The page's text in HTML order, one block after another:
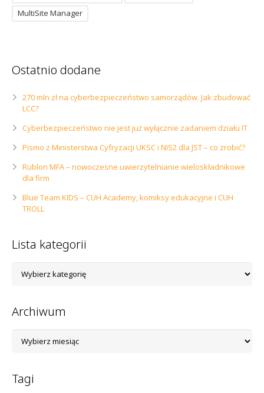
MultiSite Manager
Ostatnio dodane
270 mln zł na cyberbezpieczeństwo samorządów. Jak zbudować
LCC?
Cyberbezpieczeństwo nie jest już wyłącznie zadaniem działu IT
Pismo z Ministerstwa Cyfryzacji UKSC i NIS2 dla JST – co zrobić?
Rublon MFA – nowoczesne uwierzytelnianie wieloskładnikowe
dla firm
Blue Team KIDS – CUH Academy, komiksy edukacyjne i CUH
TROLL
Lista kategorii
kategorii
Archiwum
Tagi